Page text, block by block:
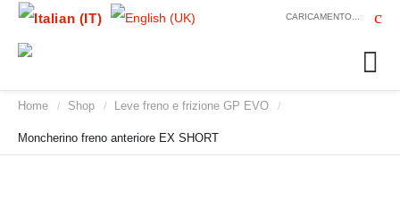
CARICAMENTO...
Home / Shop / Leve freno e frizione GP EVO /
Moncherino freno anteriore EX SHORT